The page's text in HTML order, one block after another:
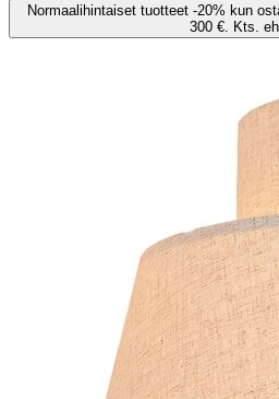
Normaalihintaiset tuotteet -20% kun
300 €. Kts.